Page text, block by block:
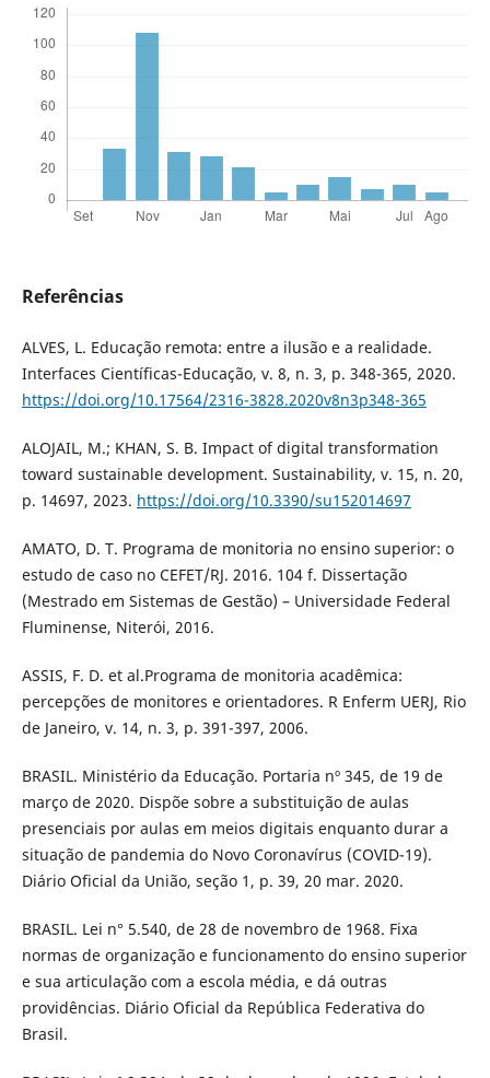
Referências
ALVES, L. Educação remota: entre a ilusão e a realidade.
Interfaces Científicas-Educação, v. 8, n. 3, p. 348-365, 2020.
https://doi.org/10.17564/2316-3828.2020v8n3p348-365
ALOJAIL, M.; KHAN, S. B. Impact of digital transformation
toward sustainable development. Sustainability, v. 15, n. 20,
p. 14697, 2023. https://doi.org/10.3390/su152014697
AMATO, D. T. Programa de monitoria no ensino superior: o
estudo de caso no CEFET/RJ. 2016. 104 f. Dissertação
(Mestrado em Sistemas de Gestão) – Universidade Federal
Fluminense, Niterói, 2016.
ASSIS, F. D. et al.Programa de monitoria acadêmica:
percepções de monitores e orientadores. R Enferm UERJ, Rio
de Janeiro, v. 14, n. 3, p. 391-397, 2006.
BRASIL. Ministério da Educação. Portaria nº 345, de 19 de
março de 2020. Dispõe sobre a substituição de aulas
presenciais por aulas em meios digitais enquanto durar a
situação de pandemia do Novo Coronavírus (COVID-19).
Diário Oficial da União, seção 1, p. 39, 20 mar. 2020.
BRASIL. Lei n° 5.540, de 28 de novembro de 1968. Fixa
normas de organização e funcionamento do ensino superior
e sua articulação com a escola média, e dá outras
providências. Diário Oficial da República Federativa do
Brasil.